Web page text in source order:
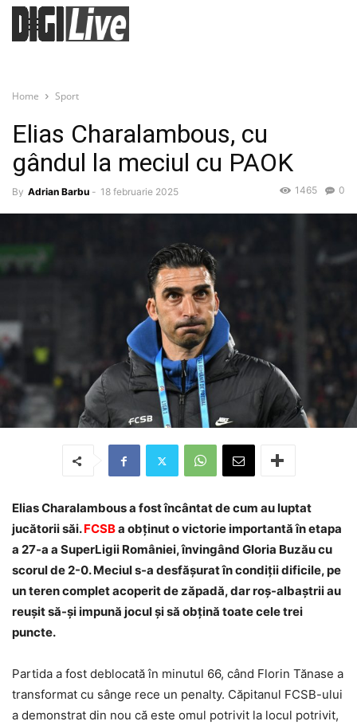
Home Sport
Elias Charalambous, cu
gândul la meciul cu PAOK
By Adrian Barbu - 18 februarie 2025 0
1465
Elias Charalambous a fost încântat de cum au luptat
jucătorii săi.FCSBa obținut o victorie importantă în etapa
a 27-a a SuperLigii României, învingând Gloria Buzău cu
scorul de 2-0. Meciul s-a desfășurat în condiții dificile, pe
un teren complet acoperit de zăpadă, dar roș-albaștrii au
reușit să-și impună jocul și să obțină toate cele trei
puncte.
Partida a fost deblocată în minutul 66, când Florin Tănase a
transformat cu sânge rece un penalty. Căpitanul FCSB-ului
a demonstrat din nou că este omul potrivit la locul potrivit,